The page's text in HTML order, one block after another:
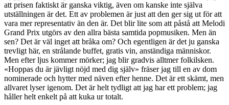
att prisen faktiskt är ganska viktig, även om kanske inte själva
utställningen är det. Ett av problemen är just att den ger sig ut för att
vara mer representativ än den är. Det blir lite som att påstå att Melodi
Grand Prix utgörs av den allra bästa samtida popmusiken. Men än
sen? Det är väl inget att bråka om? Och egentligen är det ju ganska
trevligt här, en strålande buffet, gratis vin, anständiga människor.
Men efter ljus kommer mörker; jag blir gradvis alltmer folkilsken.
«Hoppas du är jävligt nöjd med dig själv» fräser jag till en av dom
nominerade och hytter med näven efter henne. Det är ett skämt, men
allvaret lyser igenom. Det är helt tydligt att jag har ett problem; jag
håller helt enkelt på att kuka ur totalt.